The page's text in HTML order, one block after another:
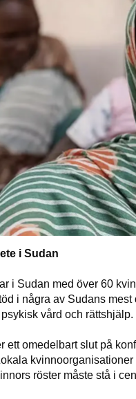
i Sudan
i Sudan med över 60
i några av Sudans
vård och
ett omedelbart slut på
röster måste stå i